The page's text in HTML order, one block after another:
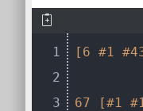
1
2
3
[6 #1
67 [#1